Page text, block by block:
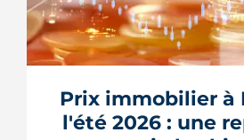
Le confort d'été devient
de valeur immobilière.
DPE, atout du neuf : ce
avant d'acheter ou de
Prix immobilier à
l'été 2026 : une